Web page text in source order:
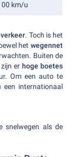
km/u
. Toch is het
het wegennet
Buiten de
er hoge boetes
Om een auto te
een internationaal
snelwegen als de